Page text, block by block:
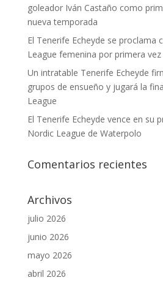
goleador Iván Castaño como
nueva temporada
El Tenerife Echeyde se proclama
League femenina por primera
Un intratable Tenerife Echeyde
grupos de ensueño y jugará la
League
El Tenerife Echeyde vence en su
Nordic League de Waterpolo
Comentarios recientes
Archivos
julio 2026
junio 2026
mayo 2026
abril 2026